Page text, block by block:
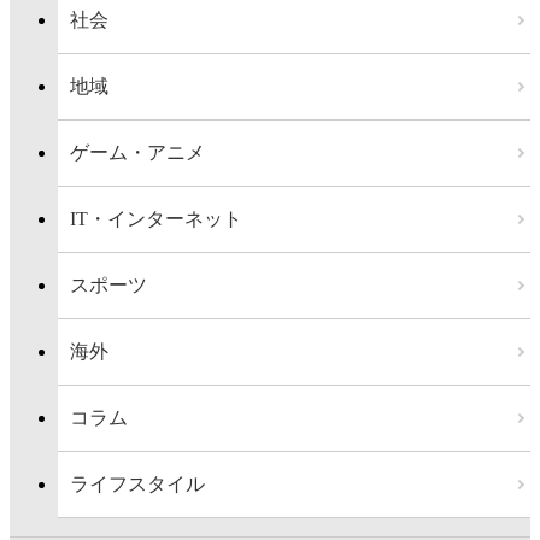
社会
地域
ゲーム・アニメ
IT・インターネット
スポーツ
海外
コラム
ライフスタイル